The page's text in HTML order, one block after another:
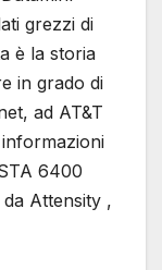
grezzi di
è la storia
in grado di
ad AT&T
6400
Attensity ,